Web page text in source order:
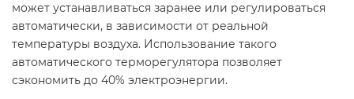
может устанавливаться заранее или регулироваться
автоматически, в зависимости от реальной
температуры воздуха. Использование такого
автоматического терморегулятора позволяет
сэкономить до 40% электроэнергии.